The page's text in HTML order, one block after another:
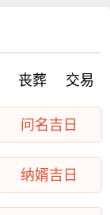
丧葬 交易
问名吉日
纳婿吉日